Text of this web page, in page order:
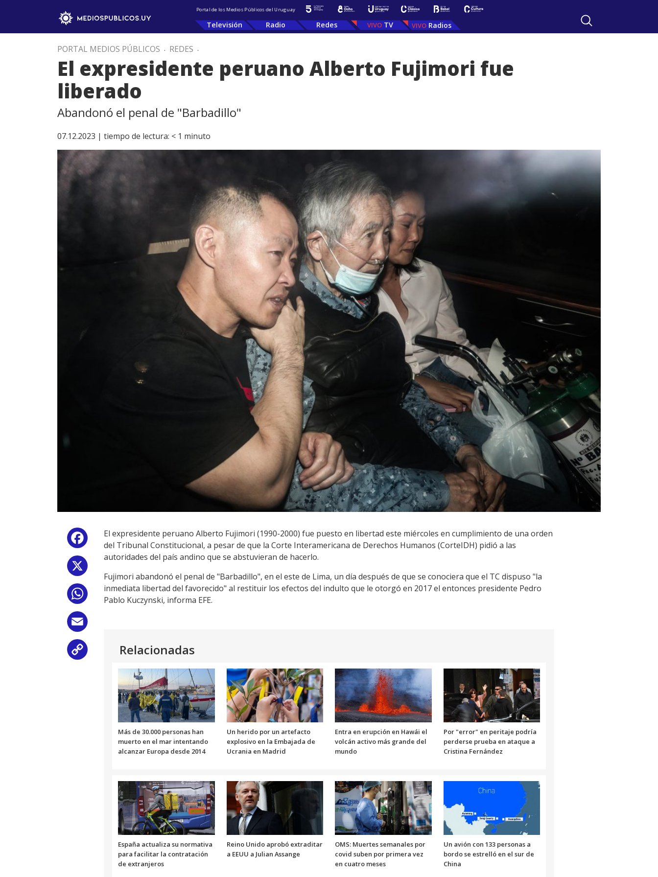
Portal de los Medios Públicos del Uruguay
Televisión Radio Redes TV Radios
PORTAL MEDIOS PÚBLICOS . REDES .
El expresidente peruano Alberto Fujimori fue
liberado
Abandonó el penal de "Barbadillo"
07.12.2023 | tiempo de lectura: < 1 minuto
Facebook
WhatsApp
El expresidente peruano Alberto Fujimori (1990-2000) fue puesto en libertad este miércoles en cumplimiento de una orden
del Tribunal Constitucional, a pesar de que la Corte Interamericana de Derechos Humanos (CorteIDH) pidió a las
autoridades del país andino que se abstuvieran de hacerlo.
Fujimori abandonó el penal de "Barbadillo", en el este de Lima, un día después de que se conociera que el TC dispuso "la
inmediata libertad del favorecido" al restituir los efectos del indulto que le otorgó en 2017 el entonces presidente Pedro
Pablo Kuczynski, informa EFE.
Relacionadas
Más de 30.000 personas han
muerto en el mar intentando
alcanzar Europa desde 2014
Un herido por un artefacto
explosivo en la Embajada de
Ucrania en Madrid
Entra en erupción en Hawái el
volcán activo más grande del
mundo
Por "error" en peritaje podría
perderse prueba en ataque a
Cristina Fernández
España actualiza su normativa
para facilitar la contratación
de extranjeros
Reino Unido aprobó extraditar
a EEUU a Julian Assange
OMS: Muertes semanales por
covid suben por primera vez
en cuatro meses
Un avión con 133 personas a
bordo se estrelló en el sur de
China